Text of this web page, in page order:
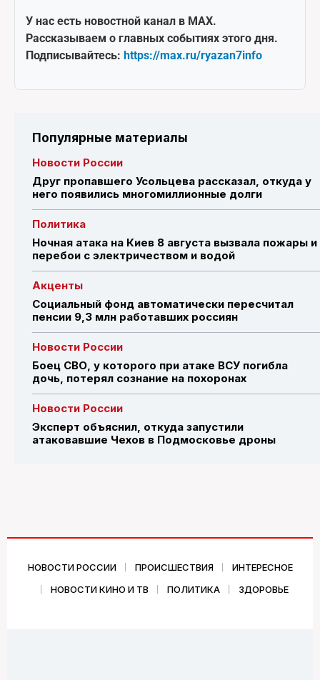
У нас есть новостной канал в MAX.
Рассказываем о главных событиях этого дня.
Подписывайтесь: https://max.ru/ryazan7info
Популярные материалы
Новости России
Друг пропавшего Усольцева рассказал, откуда у
него появились многомиллионные долги
Политика
Ночная атака на Киев 8 августа вызвала пожары и
перебои с электричеством и водой
Акценты
Социальный фонд автоматически пересчитал
пенсии 9,3 млн работавших россиян
Новости России
Боец СВО, у которого при атаке ВСУ погибла
дочь, потерял сознание на похоронах
Новости России
Эксперт объяснил, откуда запустили
атаковавшие Чехов в Подмосковье дроны
НОВОСТИ РОССИИ ПРОИСШЕСТВИЯ
ИНТЕРЕСНОЕ
НОВОСТИ КИНО И ТВ
ПОЛИТИКА ЗДОРОВЬЕ